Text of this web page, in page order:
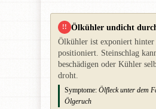
!! Ölkühler undicht
Ölkühler ist exponiert
positioniert. Steinschlag
beschädigen oder Kühler
droht.
Symptome: Ölfleck unter dem
Ölgeruch